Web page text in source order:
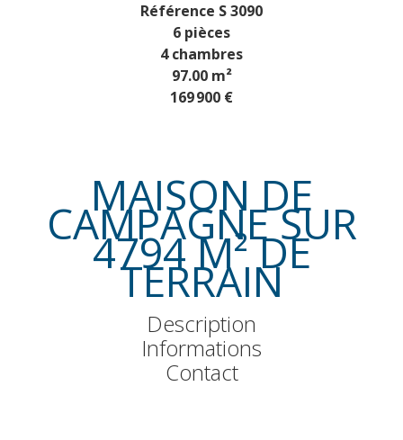
Référence S 3090
6 pièces
4 chambres
97.00m²
169 900 €
MAISON DE
CAMPAGNE SUR
4794 M² DE
TERRAIN
Description
Informations
Contact